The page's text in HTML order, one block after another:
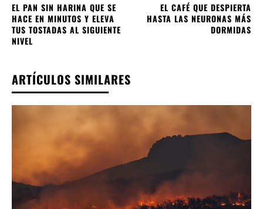
EL PAN SIN HARINA QUE SE
HACE EN MINUTOS Y ELEVA
TUS TOSTADAS AL SIGUIENTE
NIVEL
EL CAFÉ QUE DESPIERTA
HASTA LAS NEURONAS MÁS
DORMIDAS
ARTÍCULOS SIMILARES